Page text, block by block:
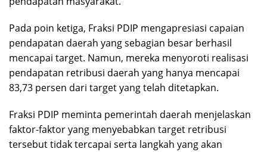
Pada poin ketiga, Fraksi PDIP mengapresiasi capaian
pendapatan daerah yang sebagian besar berhasil
mencapai target. Namun, mereka menyoroti realisasi
pendapatan retribusi daerah yang hanya mencapai
83,73 persen dari target yang telah ditetapkan.
Fraksi PDIP meminta pemerintah daerah menjelaskan
faktor-faktor yang menyebabkan target retribusi
tersebut tidak tercapai serta langkah yang akan